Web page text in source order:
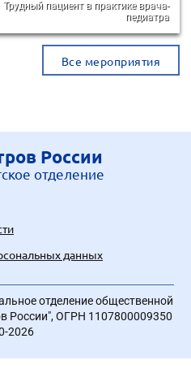
Трудный пациент в практике врача-
педиатра
Все мероприятия
России
отделение
данных
отделение общественной
России", ОГРН 1107800009350
2026